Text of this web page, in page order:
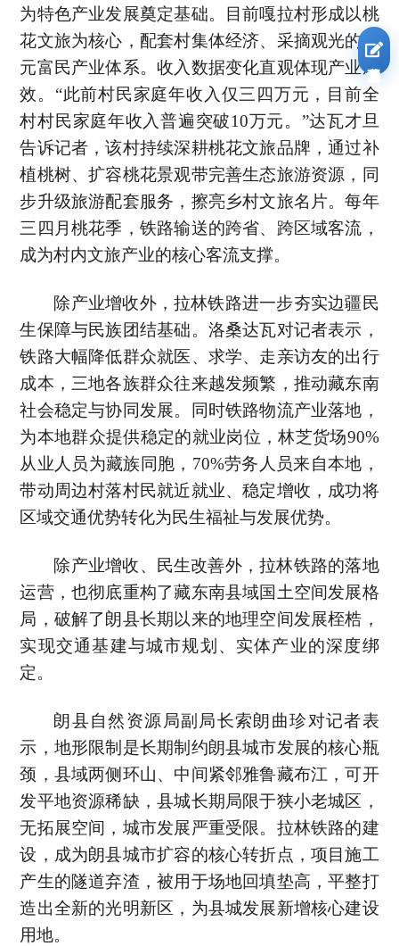
为特色产业发展奠定基础。目前嘎拉村形成以桃
花文旅为核心，配套村集体经济、采摘观光的多
元富民产业体系。收入数据变化直观体现产业成
效。“此前村民家庭年收入仅三四万元，目前全
村村民家庭年收入普遍突破10万元。”达瓦才旦
告诉记者，该村持续深耕桃花文旅品牌，通过补
植桃树、扩容桃花景观带完善生态旅游资源，同
步升级旅游配套服务，擦亮乡村文旅名片。每年
三四月桃花季，铁路输送的跨省、跨区域客流，
成为村内文旅产业的核心客流支撑。
除产业增收外，拉林铁路进一步夯实边疆民
生保障与民族团结基础。洛桑达瓦对记者表示，
铁路大幅降低群众就医、求学、走亲访友的出行
成本，三地各族群众往来越发频繁，推动藏东南
社会稳定与协同发展。同时铁路物流产业落地，
为本地群众提供稳定的就业岗位，林芝货场90%
从业人员为藏族同胞，70%劳务人员来自本地，
带动周边村落村民就近就业、稳定增收，成功将
区域交通优势转化为民生福祉与发展优势。
除产业增收、民生改善外，拉林铁路的落地
运营，也彻底重构了藏东南县域国土空间发展格
局，破解了朗县长期以来的地理空间发展桎梏，
实现交通基建与城市规划、实体产业的深度绑
定。
朗县自然资源局副局长索朗曲珍对记者表
示，地形限制是长期制约朗县城市发展的核心瓶
颈，县域两侧环山、中间紧邻雅鲁藏布江，可开
发平地资源稀缺，县城长期局限于狭小老城区，
无拓展空间，城市发展严重受限。拉林铁路的建
设，成为朗县城市扩容的核心转折点，项目施工
产生的隧道弃渣，被用于场地回填垫高，平整打
造出全新的光明新区，为县城发展新增核心建设
用地。
我要报名